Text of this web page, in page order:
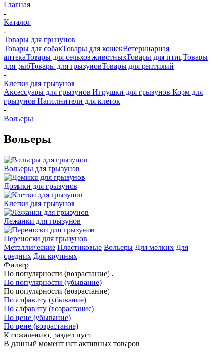
Главная
-
Каталог
-
Товары для грызунов
Товары для собакТовары для кошекВетеринарная
аптекаТовары для сельхоз животныхТовары для птицТовары
для рыбТовары для грызуновТовары для рептилий
-
Клетки для грызунов
Аксессуары для грызунов Игрушки для грызунов Корм для
грызунов Наполнители для клеток
-
Вольеры
Вольеры
Вольеры для грызунов
Домики для грызунов
Клетки для грызунов
Лежанки для грызунов
Переноски для грызунов
Металлические Пластиковые Вольеры Для мелких Для
средних Для крупных
Фильтр
По популярности (возрастание)
По популярности (убывание)
По популярности (возрастание)
По алфавиту (убывание)
По алфавиту (возрастание)
По цене (убывание)
По цене (возрастание)
К сожалению, раздел пуст
В данный момент нет активных товаров